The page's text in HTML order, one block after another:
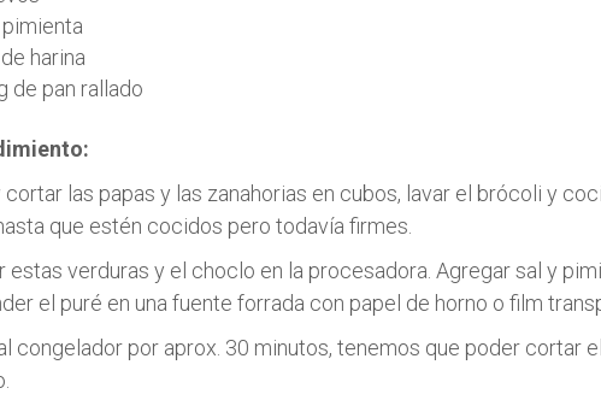
harina
de pan rallado
cortar las papas y las zanahorias en cubos, lavar el brócoli y
que estén cocidos pero todavía firmes.
estas verduras y el choclo en la procesadora. Agregar sal y
el puré en una fuente forrada con papel de horno o film
congelador por aprox. 30 minutos, tenemos que poder cortar